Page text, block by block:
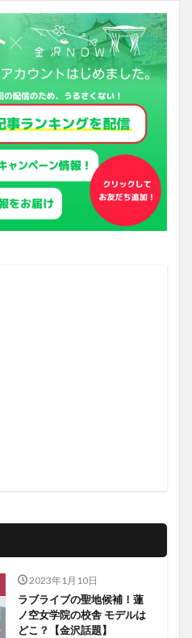
2023年1月10日
ラブライブの聖地候補！蓮
ノ空女学院の校舎 モデルは
どこ？【金沢話題】